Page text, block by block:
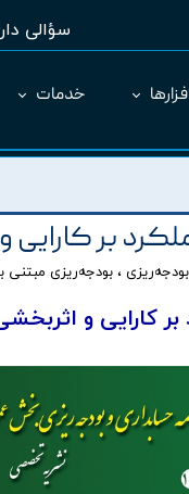
سؤالی
خدمات
بر
بودجه‌ریزی ، بودجه‌ریزی مبتنی
کارایی و